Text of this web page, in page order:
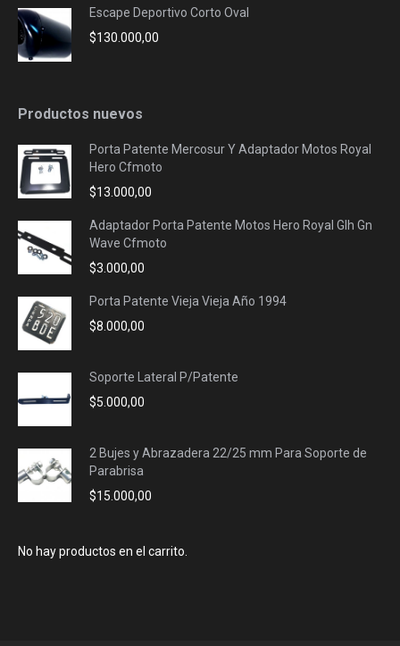
Escape Deportivo Corto Oval
$130.000,00
Productos nuevos
Porta Patente Mercosur Y Adaptador Motos Royal
Hero Cfmoto
$13.000,00
Adaptador Porta Patente Motos Hero Royal Glh Gn
Wave Cfmoto
$3.000,00
Porta Patente Vieja Vieja Año 1994
$8.000,00
Soporte Lateral P/Patente
$5.000,00
2 Bujes y Abrazadera 22/25 mm Para Soporte de
Parabrisa
$15.000,00
No hay productos en el carrito.